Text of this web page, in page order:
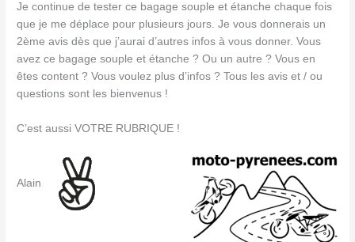
Je continue de tester ce bagage souple et étanche chaque fois
que je me déplace pour plusieurs jours. Je vous donnerais un
2ème avis dès que j’aurai d’autres infos à vous donner. Vous
avez ce bagage souple et étanche ? Ou un autre ? Vous en
êtes content ? Vous voulez plus d’infos ? Tous les avis et / ou
questions sont les bienvenus !
C’est aussi VOTRE RUBRIQUE !
Alain